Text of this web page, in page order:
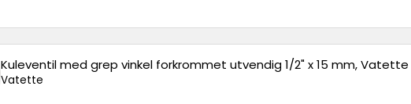
Kuleventil med grep vinkel forkrommet utvendig 1/2" x 15 mm, Vatette
Vatette